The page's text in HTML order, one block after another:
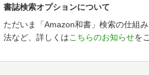
書誌検索オプションについて
ただいま「Amazon和書」検索の仕組
法など、詳しくはこちらのお知らせを